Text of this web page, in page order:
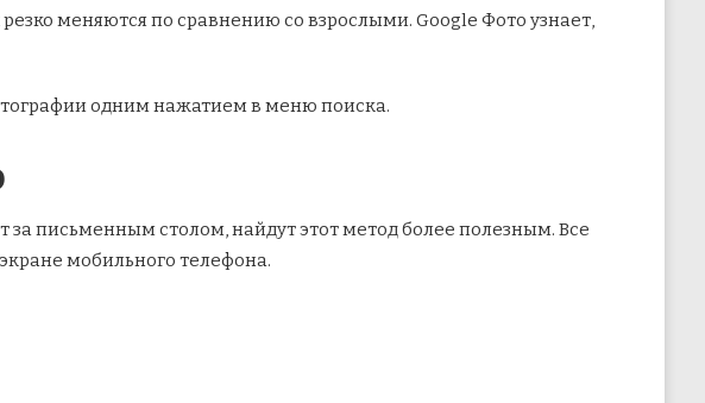
меняются по сравнению со взрослыми. Google Фото узнает,
одним нажатием в меню поиска.
письменным столом, найдут этот метод более полезным. Все
мобильного телефона.